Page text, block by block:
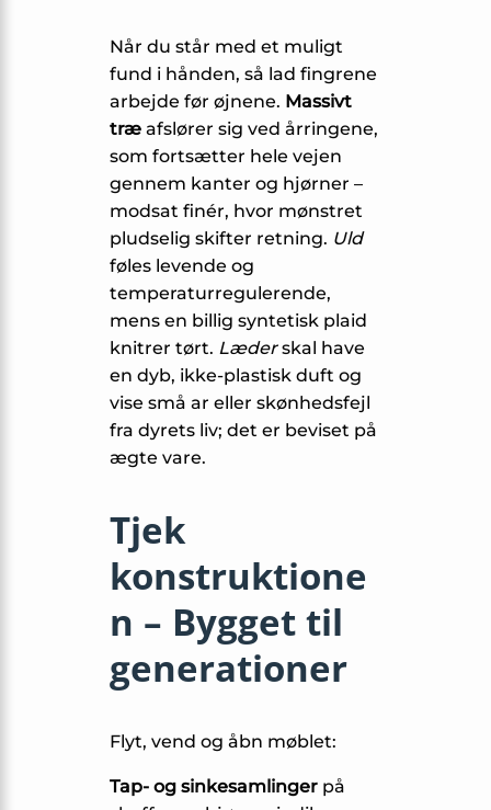
Når du står med et muligt
fund i hånden, så lad fingrene
arbejde før øjnene. Massivt
træ afslører sig ved årringene,
som fortsætter hele vejen
gennem kanter og hjørner –
modsat finér, hvor mønstret
pludselig skifter retning. Uld
føles levende og
temperaturregulerende,
mens en billig syntetisk plaid
knitrer tørt. Læderskal have
en dyb, ikke-plastisk duft og
vise små ar eller skønhedsfejl
fra dyrets liv; det er beviset på
ægte vare.
Tjek
konstruktione
n – Bygget til
generationer
Flyt, vend og åbn møblet:
Tap- og sinkesamlinger på